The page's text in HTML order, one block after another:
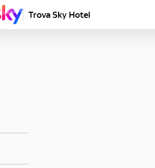
Trova Sky Hotel